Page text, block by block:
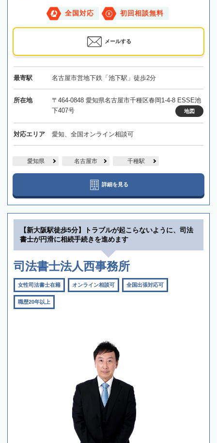
全国対応 初回相談無料
メールする
最寄駅 名古屋市営地下鉄「池下駅」徒歩2分
所在地
〒464-0848 愛知県名古屋市千種区春岡1-4-8 ESSE池
下407号
地図
対応エリア 愛知、全国オンライン相談可
愛知県 名古屋市 千種駅
詳細を見る
【新大阪駅徒歩5分】トラブルが起こらないように、司法
書士が円滑に相続手続きを進めます
司法書士法人西事務所
女性司法書士在籍 オンライン相談可 全国出張対応可
職歴20年以上